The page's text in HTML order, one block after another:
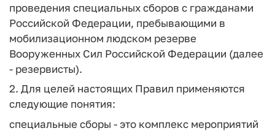
проведения специальных сборов с гражданами
Российской Федерации, пребывающими в
мобилизационном людском резерве
Вооруженных Сил Российской Федерации (далее
- резервисты).
2. Для целей настоящих Правил применяются
следующие понятия:
специальные сборы - это комплекс мероприятий